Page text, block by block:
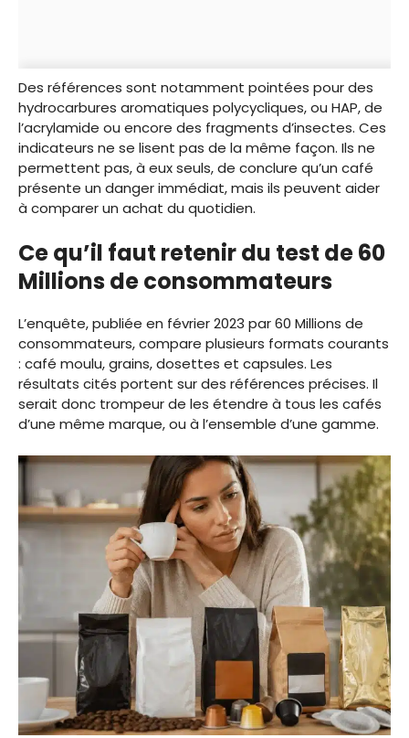
Des références sont notamment pointées pour des
hydrocarbures aromatiques polycycliques, ou HAP, de
l’acrylamide ou encore des fragments d’insectes. Ces
indicateurs ne se lisent pas de la même façon. Ils ne
permettent pas, à eux seuls, de conclure qu’un café
présente un danger immédiat, mais ils peuvent aider
à comparer un achat du quotidien.
Ce qu’il faut retenir du test de 60
Millions de consommateurs
L’enquête, publiée en février 2023 par 60 Millions de
consommateurs, compare plusieurs formats courants
: café moulu, grains, dosettes et capsules. Les
résultats cités portent sur des références précises. Il
serait donc trompeur de les étendre à tous les cafés
d’une même marque, ou à l’ensemble d’une gamme.